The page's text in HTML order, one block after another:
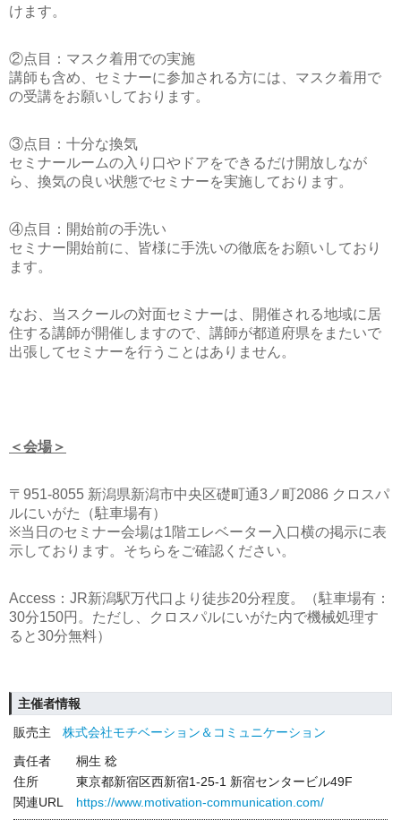
けます。
②点目：マスク着用での実施
講師も含め、セミナーに参加される方には、マスク着用で
の受講をお願いしております。
③点目：十分な換気
セミナールームの入り口やドアをできるだけ開放しなが
ら、換気の良い状態でセミナーを実施しております。
④点目：開始前の手洗い
セミナー開始前に、皆様に手洗いの徹底をお願いしており
ます。
なお、当スクールの対面セミナーは、開催される地域に居
住する講師が開催しますので、講師が都道府県をまたいで
出張してセミナーを行うことはありません。
＜会場＞
〒951-8055 新潟県新潟市中央区礎町通3ノ町2086 クロスパ
ルにいがた（駐車場有）
※当日のセミナー会場は1階エレベーター入口横の掲示に表
示しております。そちらをご確認ください。
Access：JR新潟駅万代口より徒歩20分程度。（駐車場有：
30分150円。ただし、クロスパルにいがた内で機械処理す
ると30分無料）
主催者情報
販売主
株式会社モチベーション＆コミュニケーション
責任者
桐生 稔
住所
東京都新宿区西新宿1-25-1 新宿センタービル49F
関連URL
https://www.motivation-communication.com/